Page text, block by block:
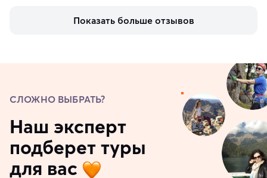
Показать больше отзывов
СЛОЖНО ВЫБРАТЬ?
Наш эксперт
подберет туры
для вас